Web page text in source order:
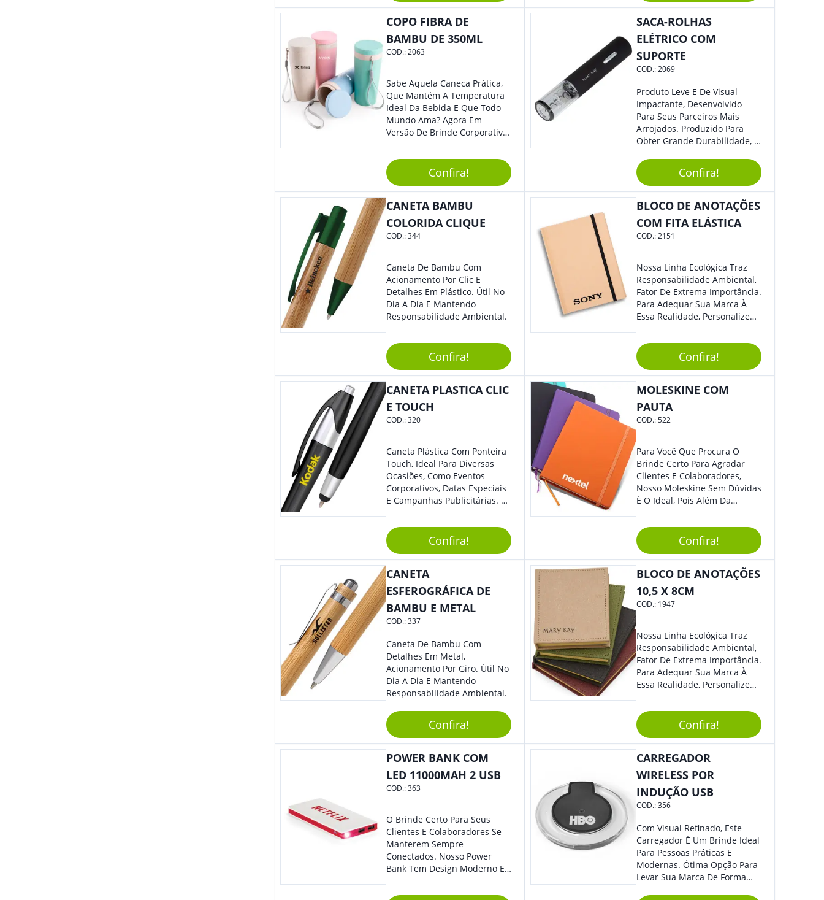
COPO FIBRA DE
BAMBU DE 350ML
COD.:2063
Sabe Aquela Caneca Prática,
Que Mantém A Temperatura
Ideal Da Bebida E Que Todo
Mundo Ama? Agora Em
Versão De Brinde Corporativo
Sua Marca Com Muito Estilo E
Acrescentar Ainda Mais
Praticidade À Eventos E Feiras
De Exposição.
Confira!
SACA-ROLHAS
ELÉTRICO COM
SUPORTE
COD.:2069
Produto Leve E De Visual
Impactante, Desenvolvido
Para Seus Parceiros Mais
Arrojados. Produzido Para
Obter Grande Durabilidade, É
Sua Marca De Forma Estilosa,
Agregando Valor Para Sua
Empresa Em Eventos.
Confira!
CANETA BAMBU
COLORIDA CLIQUE
COD.:344
Caneta De Bambu Com
Acionamento Por Clic E
Detalhes Em Plástico. Útil No
Dia A Dia E Mantendo
Responsabilidade Ambiental.
Confira!
BLOCO DE ANOTAÇÕES
COM FITA ELÁSTICA
COD.:2151
Nossa Linha Ecológica Traz
Responsabilidade Ambiental,
Fator De Extrema Importância.
Para Adequar Sua Marca À
Essa Realidade, Personalize
Anotações Com Post-It E
Caneta. Elaborado A Partir De
Material Reciclado, O Brinde
Também É Prático, Tornando-
Se Assim Excelente Para Uso
Cotidiano. Perfeito, Não É?!
Confira!
CANETA PLASTICA CLIC
E TOUCH
COD.:320
Caneta Plástica Com Ponteira
Touch, Ideal Para Diversas
Ocasiões, Como Eventos
Corporativos, Datas Especiais
E Campanhas Publicitárias. O
Impressionar. O Acionamento
Da Função Esferográfica É
Feito Por Clic.
Confira!
MOLESKINE COM
PAUTA
COD.:522
Para Você Que Procura O
Brinde Certo Para Agradar
Clientes E Colaboradores,
Nosso Moleskine Sem Dúvidas
É O Ideal, Pois Além Da
Utilizado Em Diversos
Momentos Do Dia.
Personalize-O Com Sua Marca
E Tenha Ainda Mais Destaque
Em Feiras De Exposições E
Eventos Corporativos.
Confira!
CANETA
ESFEROGRÁFICA DE
BAMBU E METAL
COD.:337
Caneta De Bambu Com
Detalhes Em Metal,
Acionamento Por Giro. Útil No
Dia A Dia E Mantendo
Responsabilidade Ambiental.
Confira!
BLOCO DE ANOTAÇÕES
10,5 X 8CM
COD.: 1947
Nossa Linha Ecológica Traz
Responsabilidade Ambiental,
Fator De Extrema Importância.
Para Adequar Sua Marca À
Essa Realidade, Personalize
Anotações Com Post-It E
Caneta. Elaborado A Partir De
Material Reciclado, O Brinde
Também É Prático, Tornando-
Se Assim Excelente Para Uso
Cotidiano. Perfeito, Não É?!
Confira!
POWER BANK COM
LED 11000MAH 2 USB
COD.:363
O Brinde Certo Para Seus
Clientes E Colaboradores Se
Manterem Sempre
Conectados. Nosso Power
Bank Tem Design Moderno E
Na Bolsa Ou Na Mochila.
CARREGADOR
WIRELESS POR
INDUÇÃO USB
COD.:356
Com Visual Refinado, Este
Carregador É Um Brinde Ideal
Para Pessoas Práticas E
Modernas. Ótima Opção Para
Levar Sua Marca De Forma